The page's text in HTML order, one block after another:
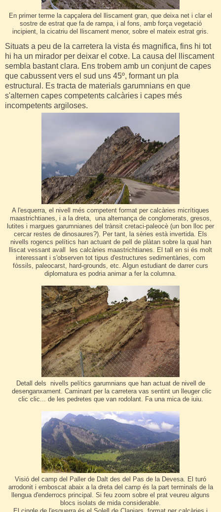
En primer terme la capçalera del lliscament gran, que deixa net i clar el
sostre de estrat que fa de rampa, i al fons, amb força vegetació
incipient, la cicatriu del lliscament menor, sobre el mateix estrat gris.
Situats a peu de la carretera la vista és magnifica, fins hi tot
hi ha un mirador per deixar el cotxe. La causa del lliscament
sembla bastant clara. Ens trobem amb un conjunt de capes
que cabussent vers el sud uns 45º, formant un pla
estructural. Es tracta de materials garumnians en que
s'alternen capes competents calcàries i capes més
incompetents argiloses.
A l'esquerra, el nivell més competent format per calcàries micrítiques
maastrichtianes, i a la dreta, una alternança de conglomerats, gresos,
lutites i margues garumnianes del trànsit cretaci-paleocè (un bon lloc per
cercar restes de dinosaures?). Per tant, la sèries està invertida. Els
nivells rogencs pelítics han actuant de pell de plàtan sobre la qual han
lliscat vessant avall les calcàries maastrichtianes. El tall en si és molt
interessant i s'observen tot tipus d'estructures sedimentàries, com
fòssils, paleocarst, hard-grounds, etc. Algun estudiant de darrer curs
diplomatura es podria animar a fer la columna.
Detall dels nivells pelítics garumnians que han actuat de nivell de
desenganxament. Caminant per la carretera vas sentint un lleuger clic
clic clic... de les pedretes que van rodolant. Fa una mica de iuiu.
Visió del camp del Paller de Dalt des del Pas de la Devesa. El turó
arrodonit i emboscat abaix a la dreta del camp és la part terminals de la
llengua d'enderrocs principal. Si feu zoom sobre el prat veureu alguns
blocs isolats de mida considerable.